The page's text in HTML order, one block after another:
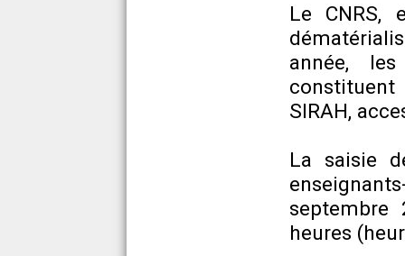
Le CNRS,
année, les
constituent
SIRAH,
La saisie
heures